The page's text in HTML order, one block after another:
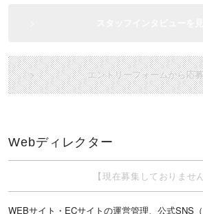
エントリーフォームから応
Webディレクター
【現在募集しておりません
WEBサイト・ECサイトの運営管理、公式SNS